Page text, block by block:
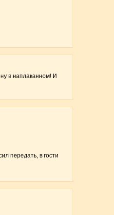
в наплаканном! И
передать, в гости